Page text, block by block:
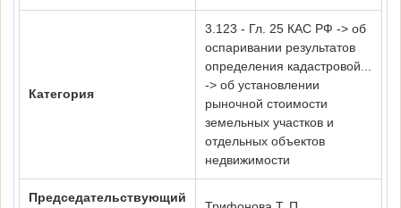
Категория
3.123 - Гл. 25 КАС РФ -> об
оспаривании результатов
определения кадастровой...
-> об установлении
рыночной стоимости
земельных участков и
отдельных объектов
недвижимости
Председательствующий